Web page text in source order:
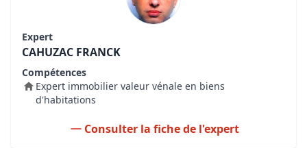
Expert
CAHUZAC FRANCK
Compétences
Expert immobilier valeur vénale en biens
d'habitations
Consulter la fiche de l'expert